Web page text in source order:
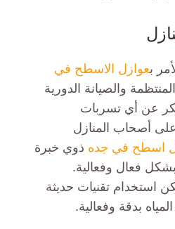
بعوازل الاسطح في
والصيانة الدورية
عن أي تسربات
أصحاب المنازل
اسطح في جده ذوي خبرة
فعال وفعالية.
استخدام تقنيات حديثة
بدقة وفعالية.